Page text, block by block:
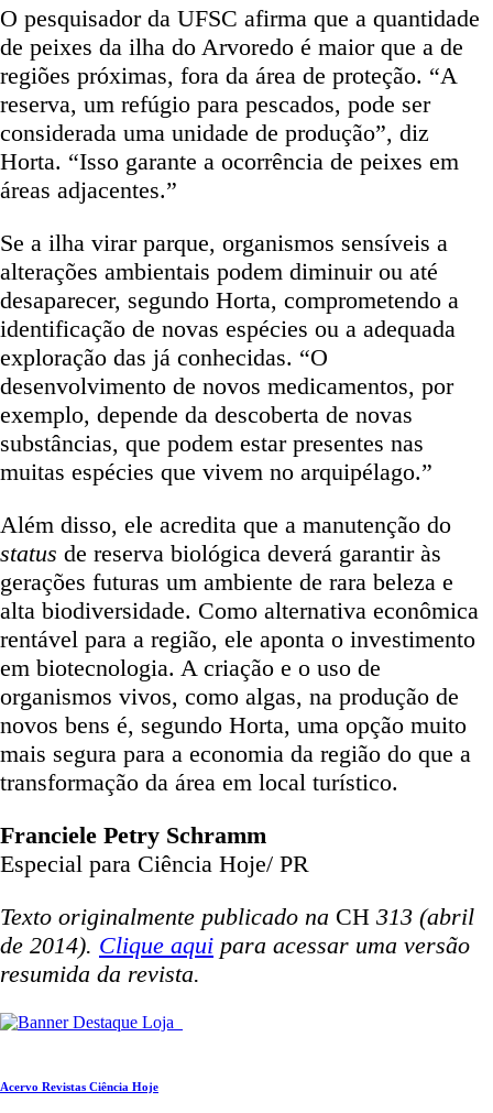
O pesquisador da UFSC afirma que a quantidade
de peixes da ilha do Arvoredo é maior que a de
regiões próximas, fora da área de proteção. “A
reserva, um refúgio para pescados, pode ser
considerada uma unidade de produção”, diz
Horta. “Isso garante a ocorrência de peixes em
áreas adjacentes.”
Se a ilha virar parque, organismos sensíveis a
alterações ambientais podem diminuir ou até
desaparecer, segundo Horta, comprometendo a
identificação de novas espécies ou a adequada
exploração das já conhecidas. “O
desenvolvimento de novos medicamentos, por
exemplo, depende da descoberta de novas
substâncias, que podem estar presentes nas
muitas espécies que vivem no arquipélago.”
Além disso, ele acredita que a manutenção do
status de reserva biológica deverá garantir às
gerações futuras um ambiente de rara beleza e
alta biodiversidade. Como alternativa econômica
rentável para a região, ele aponta o investimento
em biotecnologia. A criação e o uso de
organismos vivos, como algas, na produção de
novos bens é, segundo Horta, uma opção muito
mais segura para a economia da região do que a
transformação da área em local turístico.
Franciele Petry Schramm
Especial para Ciência Hoje/ PR
Texto originalmente publicado na CH 313 (abril
de 2014). Clique aqui para acessar uma versão
resumida da revista.
Acervo Revistas Ciência Hoje